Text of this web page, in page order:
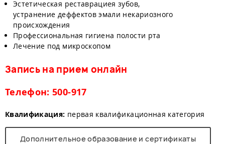
Эстетическая реставрациея зубов,
устранение деффектов эмали некариозного
происхождения
Профессиональная гигиена полости рта
Лечение под микроскопом
Запись на прием онлайн
Телефон: 500-917
Квалификация: первая квалификационная категория
Дополнительное образование и сертификаты